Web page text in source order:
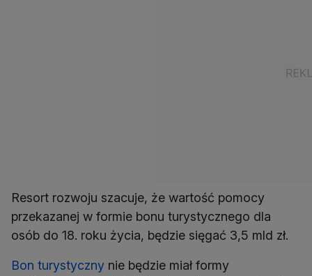
Resort rozwoju szacuje, że wartość pomocy
przekazanej w formie bonu turystycznego dla
osób do 18. roku życia, będzie sięgać 3,5 mld zł.
Bon turystyczny nie będzie miał formy